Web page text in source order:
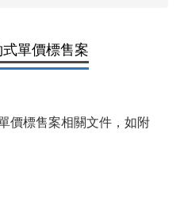
單價標售案
價標售案相關文件，如附